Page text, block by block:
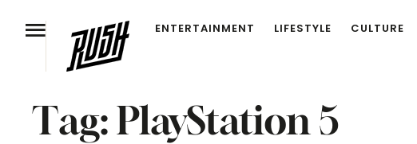
ENTERTAINMENT LIFESTYLE CULTURE
Tag:PlayStation 5